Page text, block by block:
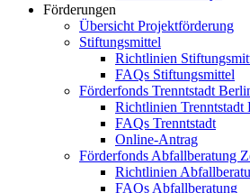
Förderungen
Übersicht Projektförderung
Stiftungsmittel
Richtlinien
FAQs Stiftungsmittel
Förderfonds Trenntstadt
Richtlinien Trenntstadt
FAQs Trenntstadt
Online-Antrag
Förderfonds Abfallberatung
Richtlinien
FAQs Abfallberatung